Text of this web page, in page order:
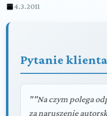
4.3.2011
Pytanie
""Na czym polega
za naruszenie